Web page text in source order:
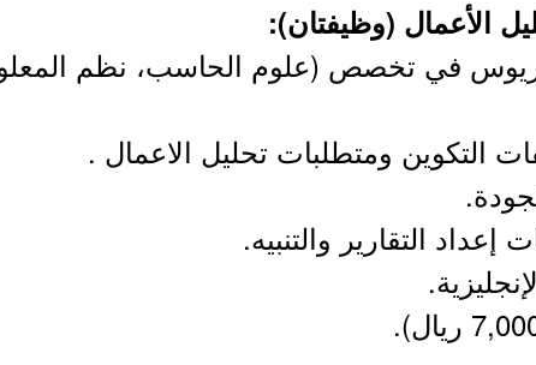
في تخصص (علوم الحاسب، نظم
التكوين ومتطلبات تحليل الاعمال .
التقارير والتنبيه.